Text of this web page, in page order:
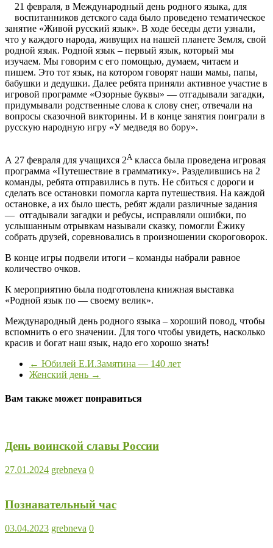
21 февраля, в Международный день родного языка, для
воспитанников детского сада было проведено тематическое
занятие «Живой русский язык». В ходе беседы дети узнали,
что у каждого народа, живущих на нашей планете Земля, свой
родной язык. Родной язык – первый язык, который мы
изучаем. Мы говорим с его помощью, думаем, читаем и
пишем. Это тот язык, на котором говорят наши мамы, папы,
бабушки и дедушки. Далее ребята приняли активное участие в
игровой программе «Озорные буквы» — отгадывали загадки,
придумывали родственные слова к слову снег, отвечали на
вопросы сказочной викторины. И в конце занятия поиграли в
русскую народную игру «У медведя во бору».
А 27 февраля для учащихся 2Акласса была проведена игровая
программа «Путешествие в грамматику». Разделившись на 2
команды, ребята отправились в путь. Не сбиться с дороги и
сделать все остановки помогла карта путешествия. На каждой
остановке, а их было шесть, ребят ждали различные задания
— отгадывали загадки и ребусы, исправляли ошибки, по
услышанным отрывкам называли сказку, помогли Ёжику
собрать друзей, соревновались в произношении скороговорок.
В конце игры подвели итоги – команды набрали равное
количество очков.
К мероприятию была подготовлена книжная выставка
«Родной язык по — своему велик».
Международный день родного языка – хороший повод, чтобы
вспомнить о его значении. Для того чтобы увидеть, насколько
красив и богат наш язык, надо его хорошо знать!
← Юбилей Е.И.Замятина — 140 лет
Женский день →
Вам также может понравиться
День воинской славы России
27.01.2024 grebneva 0
Познавательный час
03.04.2023 grebneva 0